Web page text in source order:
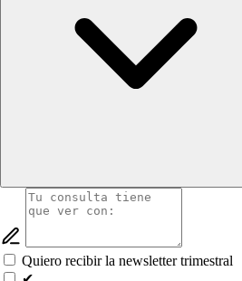
Quiero recibir la newsletter trimestral